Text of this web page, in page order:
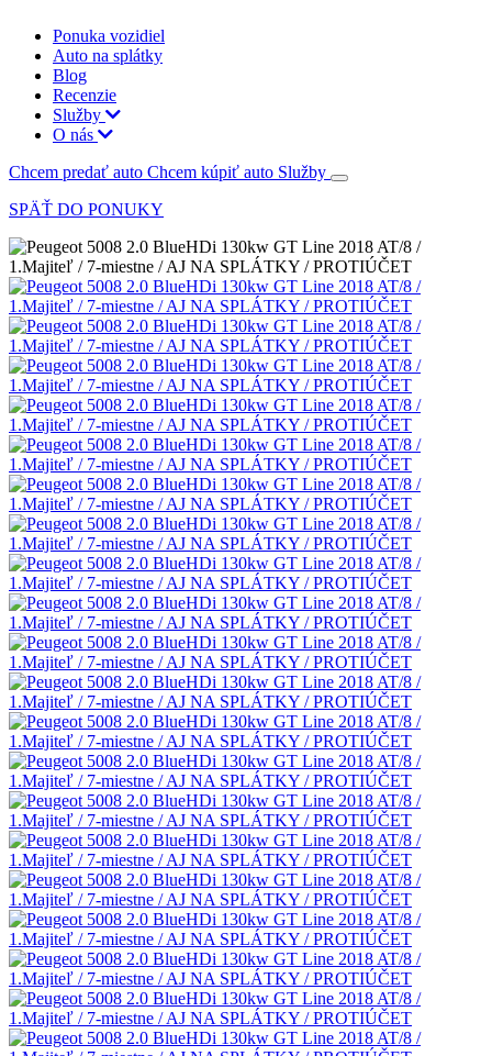
Ponuka vozidiel
Auto na splátky
Blog
Recenzie
Služby
O nás
Chcem predať auto Chcem kúpiť auto Služby
SPÄŤ DO PONUKY